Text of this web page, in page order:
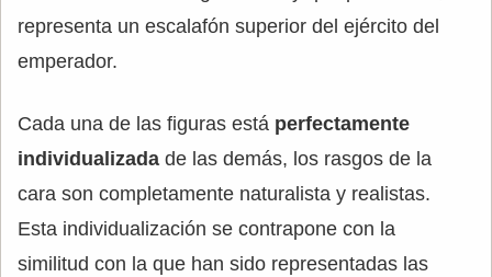
representa un escalafón superior del ejército del
emperador.
Cada una de las figuras está perfectamente
individualizada de las demás, los rasgos de la
cara son completamente naturalista y realistas.
Esta individualización se contrapone con la
similitud con la que han sido representadas las